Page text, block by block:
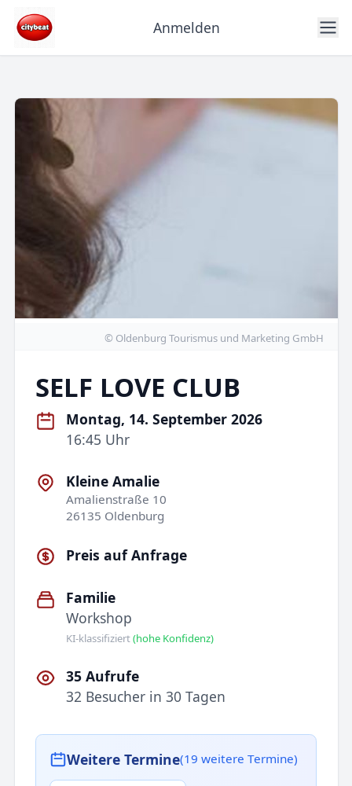
Anmelden
© Oldenburg Tourismus und Marketing GmbH
SELF LOVE CLUB
Montag, 14. September 2026
16:45 Uhr
Kleine Amalie
Amalienstraße 10
26135 Oldenburg
Preis auf Anfrage
Familie
Workshop
KI-klassifiziert(hohe Konfidenz)
35 Aufrufe
32 Besucher in 30 Tagen
Weitere Termine(19 weitere Termine)